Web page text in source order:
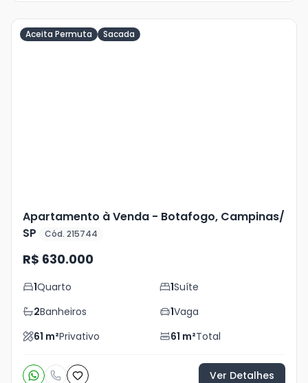
Aceita Permuta Sacada
Apartamento à Venda - Botafogo, Campinas/
SP
Cód. 215744
R$ 630.000
1Quarto 1Suíte
2Banheiros 1Vaga
61 m²Privativo 61 m²Total
Ver Detalhes